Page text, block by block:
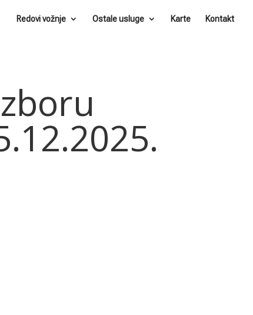
Redovi vožnje Ostale usluge Karte Kontakt